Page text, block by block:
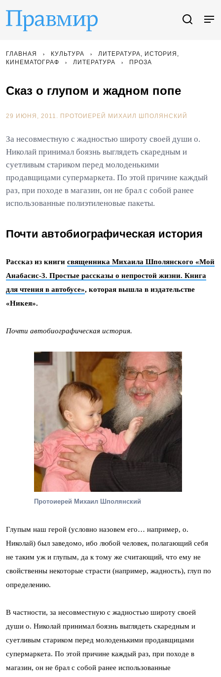
ГЛАВНАЯ КУЛЬТУРА
ЛИТЕРАТУРА, ИСТОРИЯ,
КИНЕМАТОГРАФ
ЛИТЕРАТУРА ПРОЗА
Сказ о глупом и жадном попе
29 ИЮНЯ, 2011. ПРОТОИЕРЕЙ МИХАИЛ ШПОЛЯНСКИЙ
За несовместную с жадностью широту своей души о.
Николай принимал боязнь выглядеть скаредным и
суетливым стариком перед молоденькими
продавщицами супермаркета. По этой причине каждый
раз, при походе в магазин, он не брал с собой ранее
использованные полиэтиленовые пакеты.
Почти автобиографическая история
Рассказ из книги священника Михаила Шполянского «Мой
Анабасис-3. Простые рассказы о непростой жизни. Книга
для чтения в автобусе», которая вышла в издательстве
«Никея».
Почти автобиографическая история.
Протоиерей Михаил Шполянский
Глупым наш герой (условно назовем его… например, о.
Николай) был заведомо, ибо любой человек, полагающий себя
не таким уж и глупым, да к тому же считающий, что ему не
свойственны некоторые страсти (например, жадность), глуп по
определению.
В частности, за несовместную с жадностью широту своей
души о. Николай принимал боязнь выглядеть скаредным и
суетливым стариком перед молоденькими продавщицами
супермаркета. По этой причине каждый раз, при походе в
магазин, он не брал с собой ранее использованные